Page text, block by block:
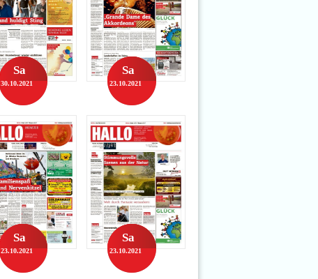
Sa
30.10.2021
Sa
23.10.2021
Sa
23.10.2021
Sa
23.10.2021